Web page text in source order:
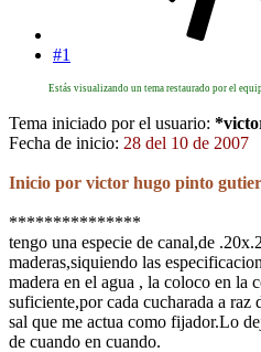
#1
Estás visualizando un tema restaurado por el
Tema iniciado por el usuario:
Fecha de inicio: 28 del 10 de 2007
Inicio por victor hugo pinto
***************
tengo una especie de canal,de
maderas,siquiendo las
madera en el agua , la coloco en la
suficiente,por cada cucharada a raz
sal que me actua como fijador.Lo
de cuando en cuando.